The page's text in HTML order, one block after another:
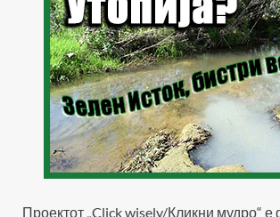
Проектот „Click wisely/Кликни мудро“